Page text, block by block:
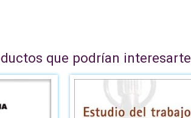
que podrían interesarte